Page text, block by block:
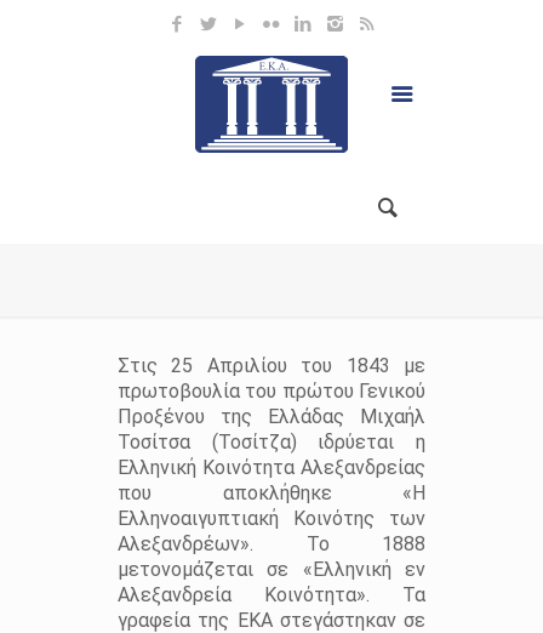
Στις 25 Απριλίου του 1843 με
πρωτοβουλία του πρώτου Γενικού
Προξένου της Ελλάδας Μιχαήλ
Τοσίτσα (Τοσίτζα) ιδρύεται η
Ελληνική Κοινότητα Αλεξανδρείας
που αποκλήθηκε «Η
Ελληνοαιγυπτιακή Κοινότης των
Αλεξανδρέων». Το 1888
μετονομάζεται σε «Ελληνική εν
Αλεξανδρεία Κοινότητα». Τα
γραφεία της ΕΚΑ στεγάστηκαν σε